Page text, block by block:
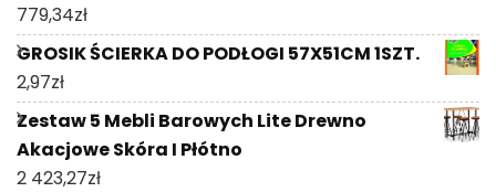
779,34zł
GROSIK ŚCIERKA DO PODŁOGI 57X51CM 1SZT.
2,97zł
Zestaw 5 Mebli Barowych Lite Drewno
Akacjowe Skóra I Płótno
2 423,27zł